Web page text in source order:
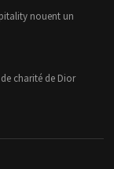
nouent un
charité de Dior